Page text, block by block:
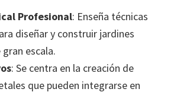
Profesional: Enseña técnicas
diseñar y construir jardines
escala.
: Se centra en la creación de
que pueden integrarse en